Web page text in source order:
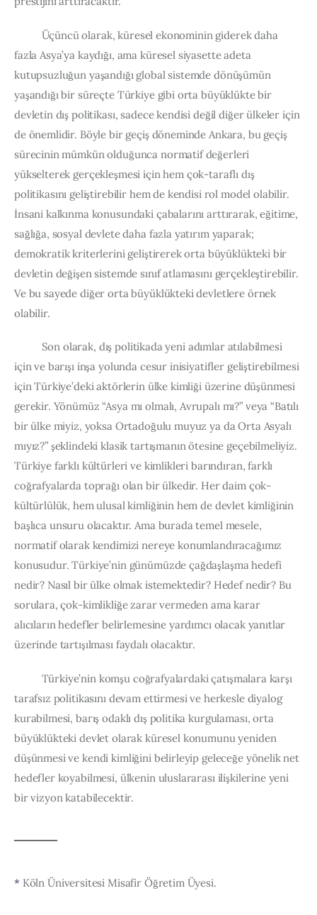
Üçüncü olarak, küresel ekonominin giderek daha
fazla Asya’ya kaydığı, ama küresel siyasette adeta
kutupsuzluğun yaşandığı global sistemde dönüşümün
yaşandığı bir süreçte Türkiye gibi orta büyüklükte bir
devletin dış politikası, sadece kendisi değil diğer ülkeler için
de önemlidir. Böyle bir geçiş döneminde Ankara, bu geçiş
sürecinin mümkün olduğunca normatif değerleri
yükselterek gerçekleşmesi için hem çok-taraflı dış
politikasını geliştirebilir hem de kendisi rol model olabilir.
İnsani kalkınma konusundaki çabalarını arttırarak, eğitime,
sağlığa, sosyal devlete daha fazla yatırım yaparak;
demokratik kriterlerini geliştirerek orta büyüklükteki bir
devletin değişen sistemde sınıf atlamasını gerçekleştirebilir.
Ve bu sayede diğer orta büyüklükteki devletlere örnek
olabilir.
Son olarak, dış politikada yeni adımlar atılabilmesi
için ve barışı inşa yolunda cesur inisiyatifler geliştirebilmesi
için Türkiye’deki aktörlerin ülke kimliği üzerine düşünmesi
gerekir. Yönümüz “Asya mı olmalı, Avrupalı mı?” veya “Batılı
bir ülke miyiz, yoksa Ortadoğulu muyuz ya da Orta Asyalı
mıyız?” şeklindeki klasik tartışmanın ötesine geçebilmeliyiz.
Türkiye farklı kültürleri ve kimlikleri barındıran, farklı
coğrafyalarda toprağı olan bir ülkedir. Her daim çok-
kültürlülük, hem ulusal kimliğinin hem de devlet kimliğinin
başlıca unsuru olacaktır. Ama burada temel mesele,
normatif olarak kendimizi nereye konumlandıracağımız
konusudur. Türkiye’nin günümüzde çağdaşlaşma hedefi
nedir? Nasıl bir ülke olmak istemektedir? Hedef nedir? Bu
sorulara, çok-kimlikliğe zarar vermeden ama karar
alıcıların hedefler belirlemesine yardımcı olacak yanıtlar
üzerinde tartışılması faydalı olacaktır.
Türkiye’nin komşu coğrafyalardaki çatışmalara karşı
tarafsız politikasını devam ettirmesi ve herkesle diyalog
kurabilmesi, barış odaklı dış politika kurgulaması, orta
büyüklükteki devlet olarak küresel konumunu yeniden
düşünmesi ve kendi kimliğini belirleyip geleceğe yönelik net
hedefler koyabilmesi, ülkenin uluslararası ilişkilerine yeni
bir vizyon katabilecektir.
* Köln Üniversitesi Misafir Öğretim Üyesi.